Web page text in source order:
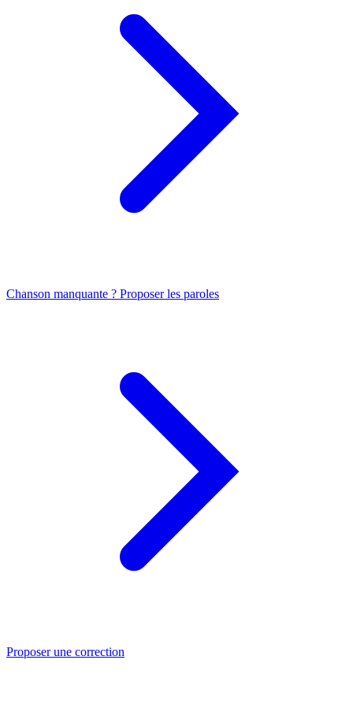
Chanson manquante ? Proposer les paroles
Proposer une correction